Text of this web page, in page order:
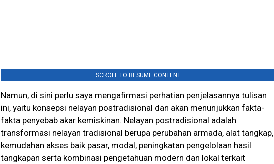
SCROLL TO RESUME CONTENT
Namun, di sini perlu saya mengafirmasi perhatian penjelasannya tulisan
ini, yaitu konsepsi nelayan postradisional dan akan menunjukkan fakta-
fakta penyebab akar kemiskinan. Nelayan postradisional adalah
transformasi nelayan tradisional berupa perubahan armada, alat tangkap,
kemudahan akses baik pasar, modal, peningkatan pengelolaan hasil
tangkapan serta kombinasi pengetahuan modern dan lokal terkait